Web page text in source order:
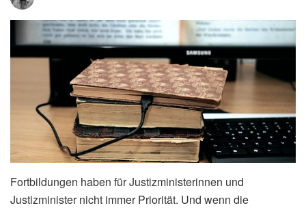
Fortbildungen haben für Justizministerinnen und
Justizminister nicht immer Priorität. Und wenn die